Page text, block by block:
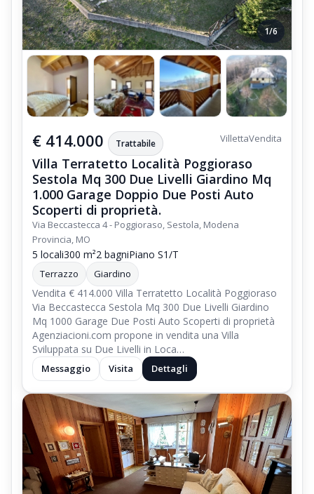
1/6
€ 414.000 Trattabile VillettaVendita
Villa Terratetto Località Poggioraso
Sestola Mq 300 Due Livelli Giardino Mq
1.000 Garage Doppio Due Posti Auto
Scoperti di proprietà.
Via Beccastecca 4 - Poggioraso, Sestola, Modena
Provincia, MO
5 locali300 m²2 bagniPiano S1/T
Terrazzo Giardino
Vendita € 414.000 Villa Terratetto Località Poggioraso
Via Beccastecca Sestola Mq 300 Due Livelli Giardino
Mq 1000 Garage Due Posti Auto Scoperti di proprietà
Agenziacioni.com propone in vendita una Villa
Sviluppata su Due Livelli in Loca…
Messaggio Visita Dettagli